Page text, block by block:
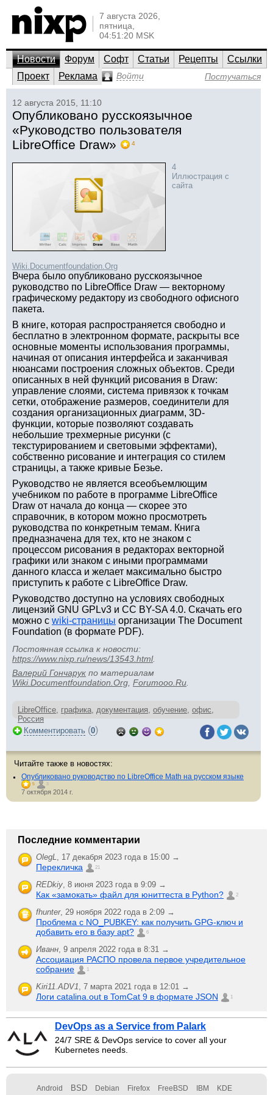
7 августа 2026,
пятница,
04:51:20 MSK
Новости Форум Софт Статьи Рецепты
Ссылки
Проект
Реклама Войти Постучаться
12 августа 2015, 11:10
Опубликовано русскоязычное
«Руководство пользователя
LibreOffice Draw»
4
4
Иллюстрация с
сайта
Wiki.Documentfoundation.Org
Вчера было опубликовано русскоязычное
руководство по LibreOffice Draw — векторному
графическому редактору из свободного офисного
пакета.
В книге, которая распространяется свободно и
бесплатно в электронном формате, раскрыты все
основные моменты использования программы,
начиная от описания интерфейса и заканчивая
нюансами построения сложных объектов. Среди
описанных в ней функций рисования в Draw:
управление слоями, система привязок к точкам
сетки, отображение размеров, соединители для
создания организационных диаграмм, 3D-
функции, которые позволяют создавать
небольшие трехмерные рисунки (с
текстурированием и световыми эффектами),
собственно рисование и интеграция со стилем
страницы, а также кривые Безье.
Руководство не является всеобъемлющим
учебником по работе в программе LibreOffice
Draw от начала до конца — скорее это
справочник, в котором можно просмотреть
руководства по конкретным темам. Книга
предназначена для тех, кто не знаком с
процессом рисования в редакторах векторной
графики или знаком с иными программами
данного класса и желает максимально быстро
приступить к работе с LibreOffice Draw.
Руководство доступно на условиях свободных
лицензий GNU GPLv3 и CC BY-SA 4.0. Скачать его
можно с wiki-страницы организации The Document
Foundation (в формате PDF).
Постоянная ссылка к новости:
https://www.nixp.ru/news/13543.html.
Валерий Гончарук по материалам
Wiki.Documentfoundation.Org Forumooo.Ru
LibreOffice, графика, документация, обучение, офис,
Россия
Комментировать (0)
Читайте также в новостях:
Опубликовано руководство по LibreOffice Math на русском языке
5 3
7 октября 2014 г.
Последние комментарии
OlegL, 17 декабря 2023 года в 15:00 →
Перекличка 21
REDkiy, 8 июня 2023 года в 9:09 →
Как «замокать» файл для юниттеста в Python? 2
fhunter, 29 ноября 2022 года в 2:09 →
Проблема с NO_PUBKEY: как получить GPG-ключ и
добавить его в базу apt?
6
Иванн, 9 апреля 2022 года в 8:31 →
Ассоциация РАСПО провела первое учредительное
собрание
1
Kiri11.ADV1, 7 марта 2021 года в 12:01 →
Логи catalina.out в TomCat 9 в формате JSON 1
DevOps as a Service from Palark
24/7 SRE & DevOps service to cover all your
Kubernetes needs.
Android BSD Debian Firefox FreeBSD IBM KDE